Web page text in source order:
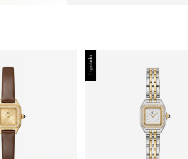
Esgotado